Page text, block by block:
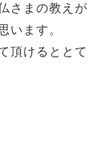
さまの教えが
います。
頂けるととて